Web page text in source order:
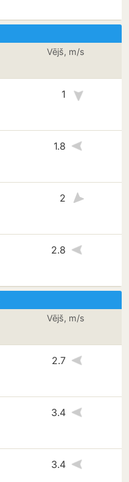
Vējš, m/s
1
1.8
2
2.8
Vējš, m/s
2.7
3.4
3.4